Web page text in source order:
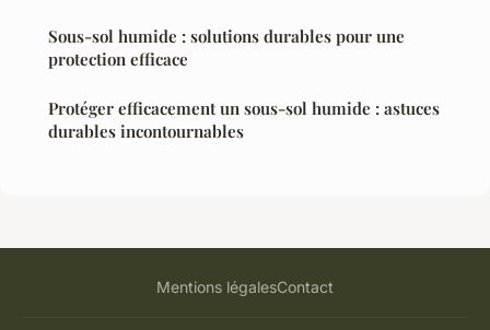
Sous-sol humide : solutions durables pour une
protection efficace
Protéger efficacement un sous-sol humide : astuces
durables incontournables
Mentions légalesContact